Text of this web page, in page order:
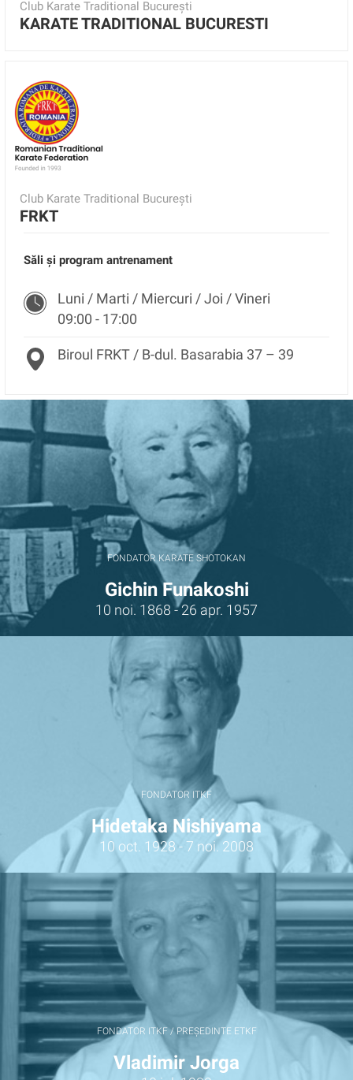
Club Karate Traditional București
KARATE TRADITIONAL BUCURESTI
Club Karate Traditional București
FRKT
Săli și program antrenament
Luni / Marti / Miercuri / Joi / Vineri
09:00 - 17:00
Biroul FRKT / B-dul. Basarabia 37 – 39
FONDATOR KARATE SHOTOKAN
Gichin Funakoshi
10 noi. 1868 - 26 apr. 1957
FONDATOR ITKF
Hidetaka Nishiyama
10 oct. 1928 - 7 noi. 2008
FONDATOR ITKF / PREȘEDINTE ETKF
Vladimir Jorga